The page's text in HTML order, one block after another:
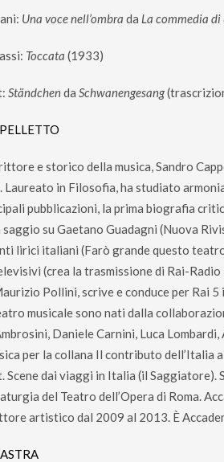
Una voce nell’ombra da La commedia
Toccata (1933)
StändchendaSchwanengesang
e storico della musica, Sandro
Laureato in Filosofia, ha studiato
pubblicazioni, la prima biografia
saggio su Gaetano Guadagni (Nuova
lirici italiani (Farò grande questo
(crea la trasmissione di Rai-Radio
Pollini, scrive e conduce per Rai
musicale sono nati dalla
Daniele Carnini, Luca
per la collana Il contributo dell’Italia
Scene dai viaggi in Italia (il Saggiatore).
del Teatro dell’Opera di Roma.
artistico dal 2009 al 2013. È